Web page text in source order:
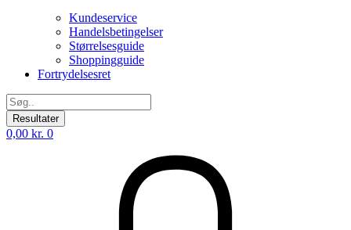
Kundeservice
Handelsbetingelser
Størrelsesguide
Shoppingguide
Fortrydelsesret
Search
...Resultater
0,00 kr. 0